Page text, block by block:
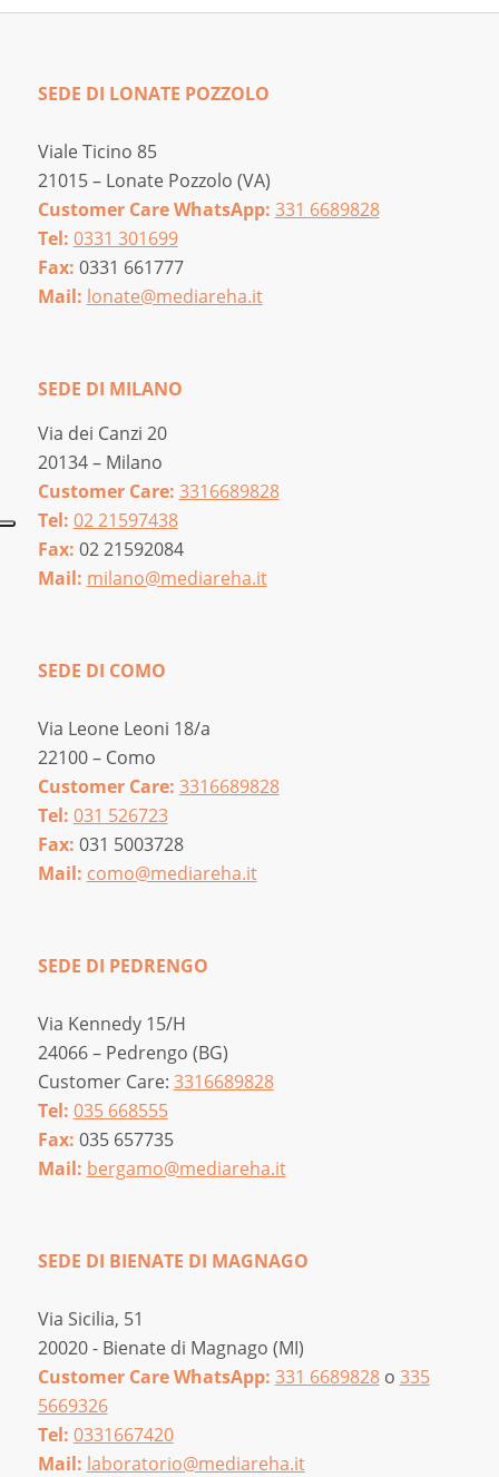
SEDE DI LONATE POZZOLO
Viale Ticino 85
21015 – Lonate Pozzolo (VA)
Customer Care WhatsApp: 331 6689828
Tel: 0331 301699
Fax: 0331 661777
Mail: lonate@mediareha.it
SEDE DI MILANO
Via dei Canzi 20
20134 – Milano
Customer Care: 3316689828
Tel: 02 21597438
Fax: 02 21592084
Mail: milano@mediareha.it
SEDE DI COMO
Via Leone Leoni 18/a
22100 – Como
Customer Care: 3316689828
Tel: 031 526723
Fax: 031 5003728
Mail: como@mediareha.it
SEDE DI PEDRENGO
Via Kennedy 15/H
24066 – Pedrengo (BG)
Customer Care: 3316689828
Tel: 035 668555
Fax: 035 657735
Mail: bergamo@mediareha.it
SEDE DI BIENATE DI MAGNAGO
Via Sicilia, 51
20020 - Bienate di Magnago (MI)
Customer Care WhatsApp: 331 6689828o 335
5669326
Tel: 0331667420
Mail: laboratorio@mediareha.it